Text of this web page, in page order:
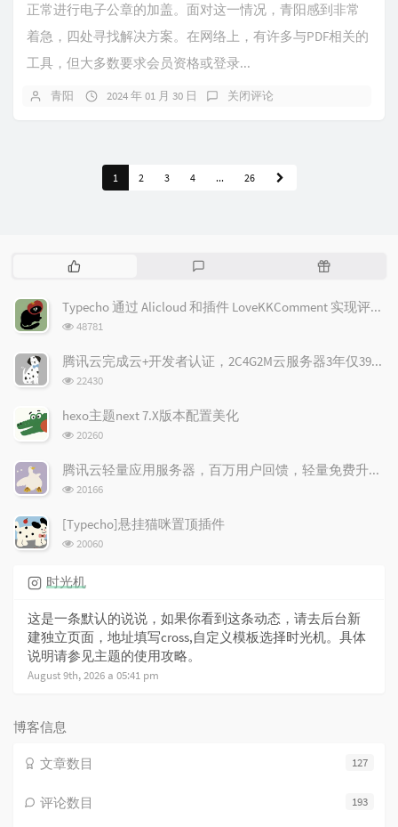
正常进行电子公章的加盖。面对这一情况，青阳感到非常
着急，四处寻找解决方案。在网络上，有许多与PDF相关的
工具，但大多数要求会员资格或登录...
青阳 2024 年 01 月 30 日 关闭评论
1 2 3 4 ... 26
热
文
章
评
随
文
Typecho 通过 Alicloud 和插件 LoveKKComment 实现评论邮件通知
浏
次
数:
48781
腾讯云完成云+开发者认证，2C4G2M云服务器3年仅398元(限新)！
浏
数:
22430
hexo主题next 7.X版本配置美化
浏
次
数:
20260
腾讯云轻量应用服务器，百万用户回馈，轻量免费升配！
浏
数:
20166
[Typecho]悬挂猫咪置顶插件
浏
次
数:
20060
时光机
这是一条默认的说说，如果你看到这条动态，请去后台新
建独立页面，地址填写cross,自定义模板选择时光机。具体
说明请参见主题的使用攻略。
August 9th, 2026 a 05:41 pm
博客信息
127
文章数目
193
评论数目